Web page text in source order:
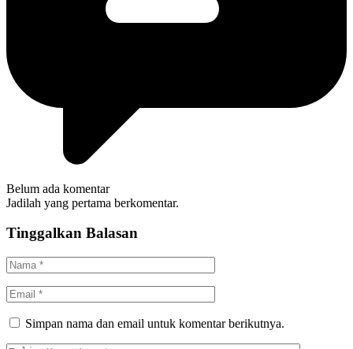
Belum ada komentar
Jadilah yang pertama berkomentar.
Tinggalkan Balasan
Simpan nama dan email untuk komentar berikutnya.